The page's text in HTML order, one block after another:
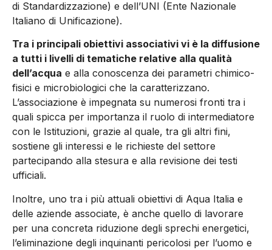
di Standardizzazione) e dell’UNI (Ente Nazionale
Italiano di Unificazione).
Tra i principali obiettivi associativi vi è la diffusione
a tutti i livelli di tematiche relative alla qualità
dell’acqua e alla conoscenza dei parametri chimico-
fisici e microbiologici che la caratterizzano.
L’associazione è impegnata su numerosi fronti tra i
quali spicca per importanza il ruolo di intermediatore
con le Istituzioni, grazie al quale, tra gli altri fini,
sostiene gli interessi e le richieste del settore
partecipando alla stesura e alla revisione dei testi
ufficiali.
Inoltre, uno tra i più attuali obiettivi di Aqua Italia e
delle aziende associate, è anche quello di lavorare
per una concreta riduzione degli sprechi energetici,
l’eliminazione degli inquinanti pericolosi per l’uomo e